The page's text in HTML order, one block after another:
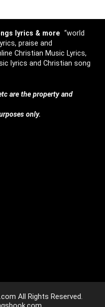
lyrics & more “world
praise and
Christian Music Lyrics,
lyrics and Christian song
are the property and
only.
All Rights Reserved.